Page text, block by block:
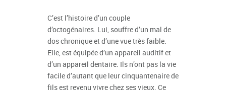
C’est l’histoire d’un couple
d’octogénaires. Lui, souffre d’un mal de
dos chronique et d’une vue très faible.
Elle, est équipée d’un appareil auditif et
d’un appareil dentaire. Ils n’ont pas la vie
facile d’autant que leur cinquantenaire de
fils est revenu vivre chez ses vieux. Ce